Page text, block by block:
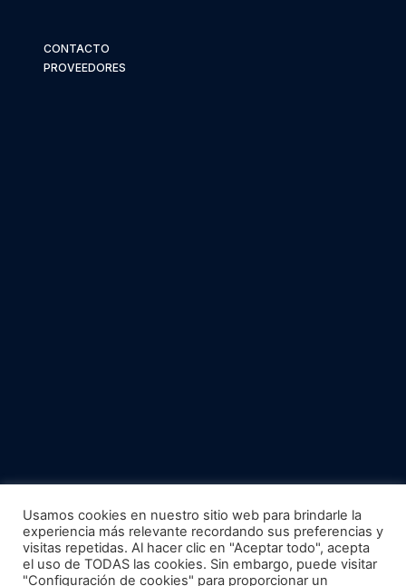
CONTACTO
PROVEEDORES
Usamos cookies en nuestro sitio web para brindarle la
experiencia más relevante recordando sus preferencias y
visitas repetidas. Al hacer clic en "Aceptar todo", acepta
el uso de TODAS las cookies. Sin embargo, puede visitar
"Configuración de cookies" para proporcionar un